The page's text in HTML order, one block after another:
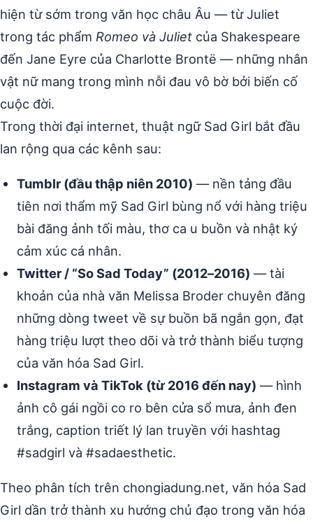
hiện từ sớm trong văn học châu Âu — từ Juliet
trong tác phẩm Romeo và Juliet của Shakespeare
đến Jane Eyre của Charlotte Brontë — những nhân
vật nữ mang trong mình nỗi đau vô bờ bởi biến cố
cuộc đời.
Trong thời đại internet, thuật ngữ Sad Girl bắt đầu
lan rộng qua các kênh sau:
Tumblr (đầu thập niên 2010) — nền tảng đầu
tiên nơi thẩm mỹ Sad Girl bùng nổ với hàng triệu
bài đăng ảnh tối màu, thơ ca u buồn và nhật ký
cảm xúc cá nhân.
Twitter / “So Sad Today” (2012–2016) — tài
khoản của nhà văn Melissa Broder chuyên đăng
những dòng tweet về sự buồn bã ngắn gọn, đạt
hàng triệu lượt theo dõi và trở thành biểu tượng
của văn hóa Sad Girl.
Instagram và TikTok (từ 2016 đến nay) — hình
ảnh cô gái ngồi co ro bên cửa sổ mưa, ảnh đen
trắng, caption triết lý lan truyền với hashtag
#sadgirl và #sadaesthetic.
Theo phân tích trên chongiadung.net, văn hóa Sad
Girl dần trở thành xu hướng chủ đạo trong văn hóa